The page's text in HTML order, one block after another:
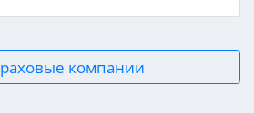
компании